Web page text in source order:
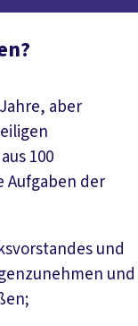
aber
100
Aufgaben der
und
und